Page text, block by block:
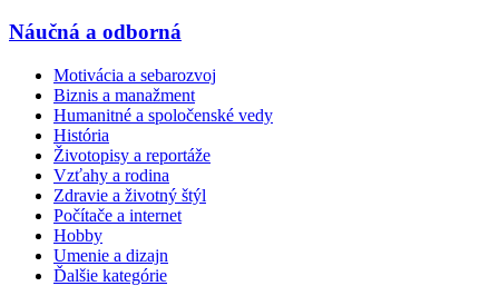
Náučná a odborná
Motivácia a sebarozvoj
Biznis a manažment
Humanitné a spoločenské vedy
História
Životopisy a reportáže
Vzťahy a rodina
Zdravie a životný štýl
Počítače a internet
Hobby
Umenie a dizajn
Ďalšie kategórie